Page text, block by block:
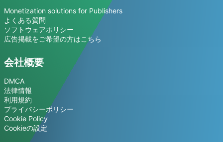
Monetization solutions for Publishers
よくある質問
ソフトウェアポリシー
広告掲載をご希望の方はこちら
会社概要
DMCA
法律情報
利用規約
プライバシーポリシー
Cookie Policy
Cookieの設定